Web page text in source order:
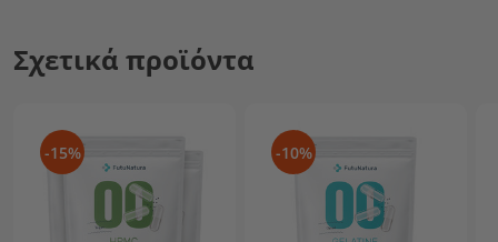
Σχετικά προϊόντα
-15% -10%